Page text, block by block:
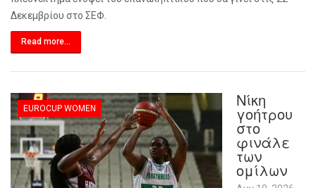
Δεκεμβρίου στο ΣΕΦ.
Read more...
EUROCUP WOMEN Νίκη
γοήτρου
στο
φινάλε
των
ομίλων